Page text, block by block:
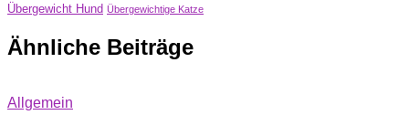
Übergewicht Hund Übergewichtige Katze
Ähnliche Beiträge
Allgemein